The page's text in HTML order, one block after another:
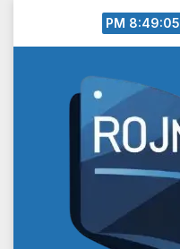
8:49:05 PM